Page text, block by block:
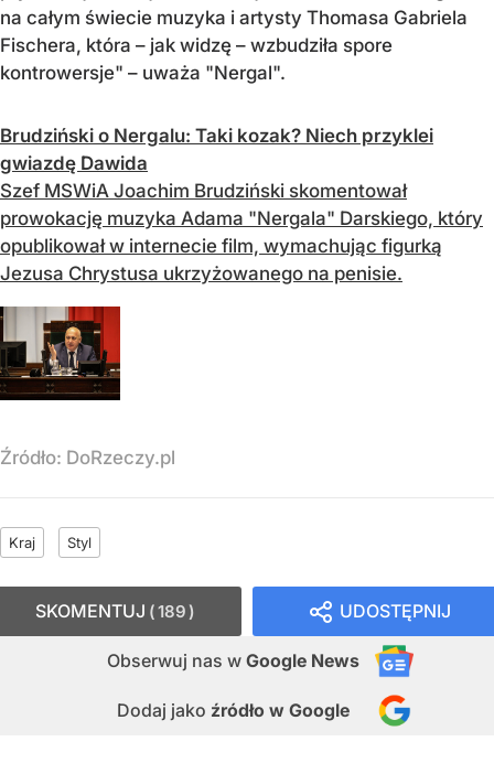
na całym świecie muzyka i artysty Thomasa Gabriela
Fischera, która – jak widzę – wzbudziła spore
kontrowersje" – uważa "Nergal".
Brudziński o Nergalu: Taki kozak? Niech przyklei
gwiazdę Dawida
Szef MSWiA Joachim Brudziński skomentował
prowokację muzyka Adama "Nergala" Darskiego, który
opublikował w internecie film, wymachując figurką
Jezusa Chrystusa ukrzyżowanego na penisie.
Źródło: DoRzeczy.pl
Kraj Styl
UDOSTĘPNIJ
Obserwuj nas w Google News
Dodaj jako źródło w Google
SKOMENTUJ 189